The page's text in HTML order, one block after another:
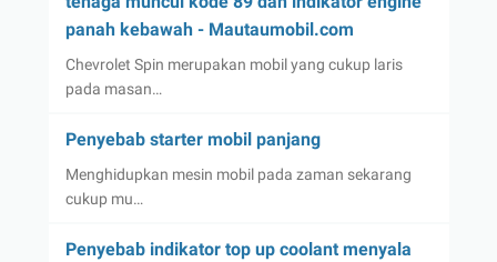
panah kebawah - Mautaumobil.com
Chevrolet Spin merupakan mobil yang cukup laris
pada masan…
Penyebab starter mobil panjang
Menghidupkan mesin mobil pada zaman sekarang
cukup mu…
Penyebab indikator top up coolant menyala